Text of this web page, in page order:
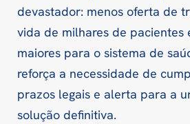
devastador: menos oferta de
vida de milhares de pacientes
maiores para o sistema de
reforça a necessidade de
prazos legais e alerta para a
solução definitiva.